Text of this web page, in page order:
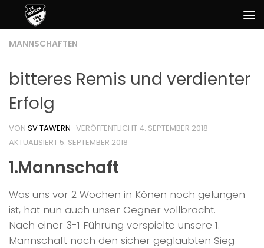
Zum Inhalt springen
MANNSCHAFTEN
bitteres Remis und verdienter
Erfolg
VON SV TAWERN · VERÖFFENTLICHT 4. SEPTEMBER 2018 ·
AKTUALISIERT 5. SEPTEMBER 2018
1.Mannschaft
Was uns vor 2 Wochen in Könen noch gelungen
ist, hat nun auch unser Gegner vollbracht.
Nach einer 3-1 Führung verspielte unsere 1.
Mannschaft noch den sicher geglaubten Sieg